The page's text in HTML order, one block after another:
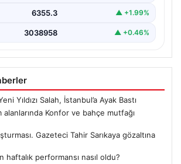
6355.3 ▲ +1.99%
3038958 ▲ +0.46%
Yıldızı Salah, İstanbul’a Ayak Bastı
alanlarında Konfor ve bahçe mutfağı
Gazeteci Tahir Sarıkaya gözaltına
haftalık performansı nasıl oldu?